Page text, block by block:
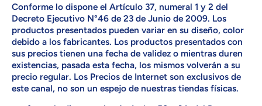
Conforme lo dispone el Artículo 37, numeral 1 y 2 del
Decreto Ejecutivo N°46 de 23 de Junio de 2009. Los
productos presentados pueden variar en su diseño, color
debido a los fabricantes. Los productos presentados con
sus precios tienen una fecha de validez o mientras duren
existencias, pasada esta fecha, los mismos volverán a su
precio regular. Los Precios de Internet son exclusivos de
este canal, no son un espejo de nuestras tiendas físicas.